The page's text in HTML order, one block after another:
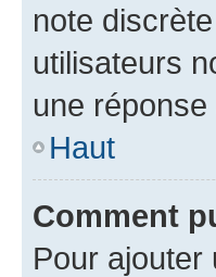
note
utilisateurs
une
Haut
Comment
Pour ajouter